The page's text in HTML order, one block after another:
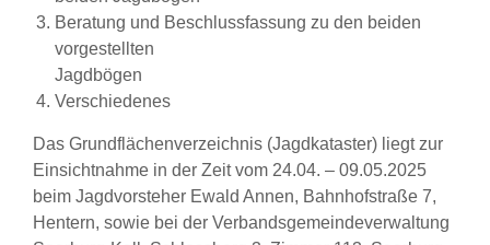
Beratung und Beschlussfassung zu den beiden
vorgestellten
Jagdbögen
Verschiedenes
Das Grundflächenverzeichnis (Jagdkataster) liegt zur
Einsichtnahme in der Zeit vom 24.04. – 09.05.2025
beim Jagdvorsteher Ewald Annen, Bahnhofstraße 7,
Hentern, sowie bei der Verbandsgemeindeverwaltung